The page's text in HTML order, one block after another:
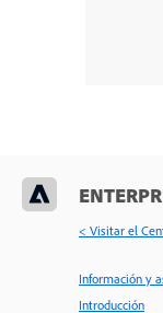
< Visitar el
Información y
Introducción